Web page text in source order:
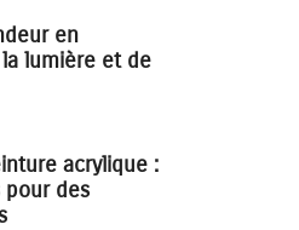
en
lumière et de
acrylique :
pour des